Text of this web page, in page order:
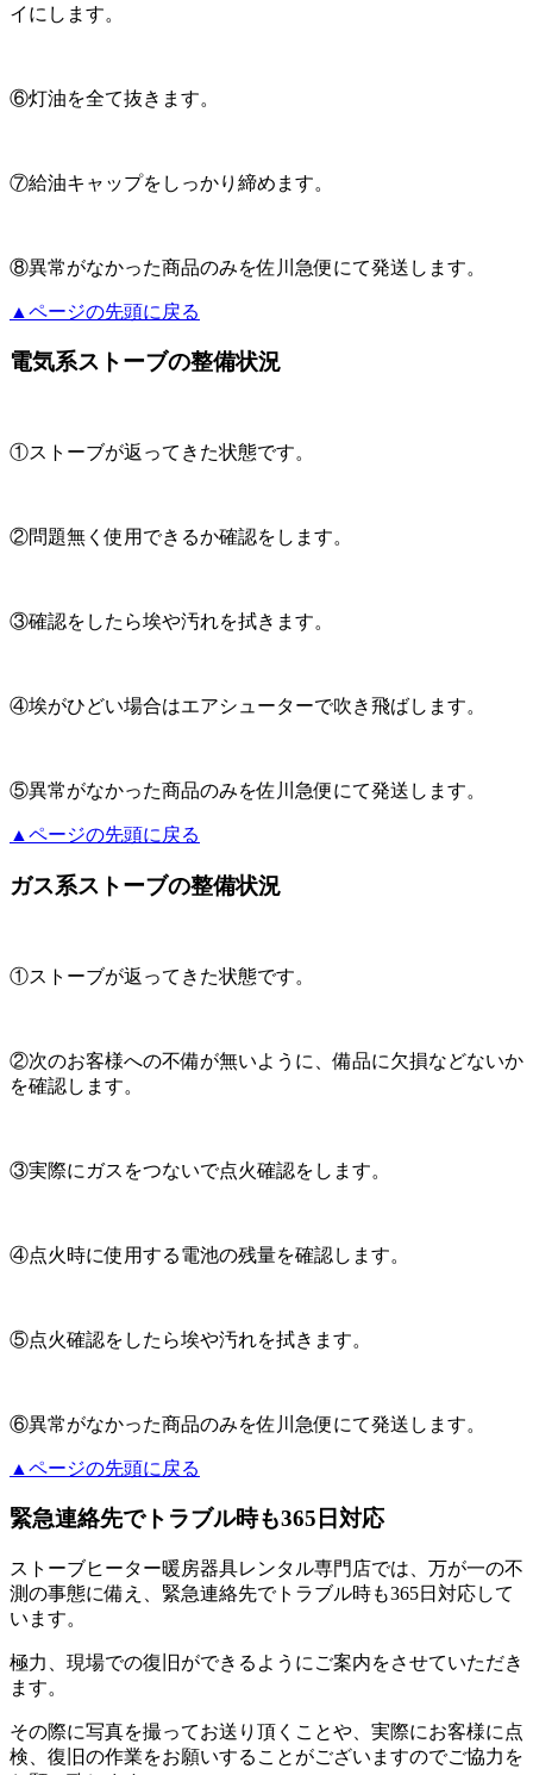
イにします。
⑥灯油を全て抜きます。
⑦給油キャップをしっかり締めます。
⑧異常がなかった商品のみを佐川急便にて発送します。
▲ページの先頭に戻る
電気系ストーブの整備状況
①ストーブが返ってきた状態です。
②問題無く使用できるか確認をします。
③確認をしたら埃や汚れを拭きます。
④埃がひどい場合はエアシューターで吹き飛ばします。
⑤異常がなかった商品のみを佐川急便にて発送します。
▲ページの先頭に戻る
ガス系ストーブの整備状況
①ストーブが返ってきた状態です。
②次のお客様への不備が無いように、備品に欠損などないか
を確認します。
③実際にガスをつないで点火確認をします。
④点火時に使用する電池の残量を確認します。
⑤点火確認をしたら埃や汚れを拭きます。
⑥異常がなかった商品のみを佐川急便にて発送します。
▲ページの先頭に戻る
緊急連絡先でトラブル時も365日対応
ストーブヒーター暖房器具レンタル専門店では、万が一の不
測の事態に備え、緊急連絡先でトラブル時も365日対応して
います。
極力、現場での復旧ができるようにご案内をさせていただき
ます。
その際に写真を撮ってお送り頂くことや、実際にお客様に点
検、復旧の作業をお願いすることがございますのでご協力を